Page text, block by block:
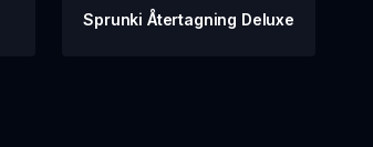
Sprunki Återtagning Deluxe